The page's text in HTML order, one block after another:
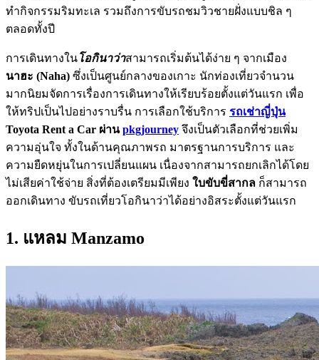
ทำกิจกรรมริมทะเล รวมถึงการขับรถชมวิวชายฝั่งแบบชิล ๆ
ตลอดทั้งปี
การเดินทางในโอกินาว่าสามารถเริ่มต้นได้ง่าย ๆ จากเมือง
นาฮะ (Naha) ซึ่งเป็นศูนย์กลางของเกาะ นักท่องเที่ยวจำนวน
มากนิยมจัดการเรื่องการเดินทางให้เรียบร้อยตั้งแต่วันแรก เพื่อ
ให้ทริปเป็นไปอย่างราบรื่น การเลือกใช้บริการ รถเช่าญี่ปุ่น
Toyota Rent a Car ผ่านpkgjourney จึงเป็นตัวเลือกที่ช่วยเพิ่ม
ความอุ่นใจ ทั้งในด้านคุณภาพรถ มาตรฐานการบริการ และ
ความยืดหยุ่นในการเปลี่ยนแผน เนื่องจากสามารถยกเลิกได้โดย
ไม่เสียค่าใช้จ่าย สิ่งที่ต้องเตรียมมีเพียง ใบขับขี่สากล ก็สามารถ
ออกเดินทาง ขับรถเที่ยวโอกินาว่าได้อย่างอิสระตั้งแต่วันแรก
1. แหลม Manzamo